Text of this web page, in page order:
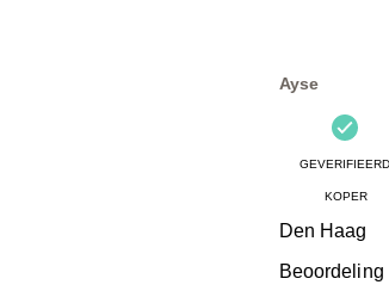
Ayse
KOPER
Den Haag
Beoordeling